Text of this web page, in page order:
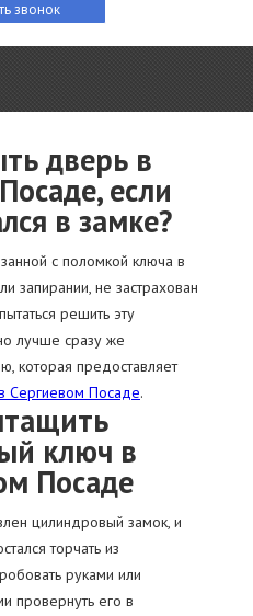
звонок
дверь в
если
в замке?
с поломкой ключа в
запирании, не застрахован
решить эту
лучше сразу же
которая предоставляет
Сергиевом Посаде.
ключ в
Посаде
цилиндровый замок, и
торчать из
руками или
провернуть его в